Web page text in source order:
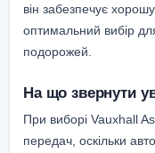
він забезпечує
оптимальний вибір
подорожей.
На що звернути
При виборі Vauxhall
передач, оскільки